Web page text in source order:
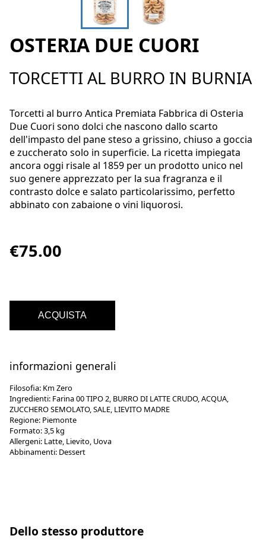
OSTERIA DUE CUORI
TORCETTI AL BURRO IN BURNIA
Torcetti al burro Antica Premiata Fabbrica di Osteria
Due Cuori sono dolci che nascono dallo scarto
dell'impasto del pane steso a grissino, chiuso a goccia
e zuccherato solo in superficie. La ricetta impiegata
ancora oggi risale al 1859 per un prodotto unico nel
suo genere apprezzato per la sua fragranza e il
contrasto dolce e salato particolarissimo, perfetto
abbinato con zabaione o vini liquorosi.
€75.00
ACQUISTA
informazioni generali
Filosofia: Km Zero
Ingredienti: Farina 00 TIPO 2, BURRO DI LATTE CRUDO, ACQUA,
ZUCCHERO SEMOLATO, SALE, LIEVITO MADRE
Regione: Piemonte
Formato:3,5 kg
Allergeni: Latte, Lievito, Uova
Abbinamenti: Dessert
Dello stesso produttore